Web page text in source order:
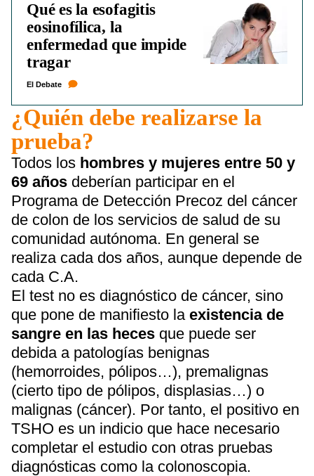
Qué es la esofagitis
eosinofílica, la
enfermedad que impide
tragar
El Debate
¿Quién debe realizarse la
prueba?
Todos los hombres y mujeres entre 50 y
69 años deberían participar en el
Programa de Detección Precoz del cáncer
de colon de los servicios de salud de su
comunidad autónoma. En general se
realiza cada dos años, aunque depende de
cada C.A.
El test no es diagnóstico de cáncer, sino
que pone de manifiesto la existencia de
sangre en las heces que puede ser
debida a patologías benignas
(hemorroides, pólipos…), premalignas
(cierto tipo de pólipos, displasias…) o
malignas (cáncer). Por tanto, el positivo en
TSHO es un indicio que hace necesario
completar el estudio con otras pruebas
diagnósticas como la colonoscopia.